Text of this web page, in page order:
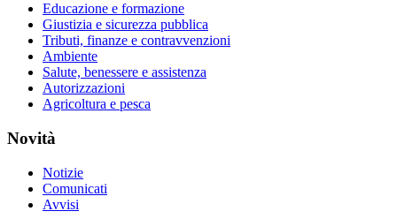
Educazione e formazione
Giustizia e sicurezza pubblica
Tributi, finanze e contravvenzioni
Ambiente
Salute, benessere e assistenza
Autorizzazioni
Agricoltura e pesca
Novità
Notizie
Comunicati
Avvisi